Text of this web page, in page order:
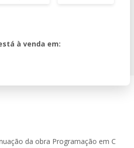
à venda em:
da obra Programação em C